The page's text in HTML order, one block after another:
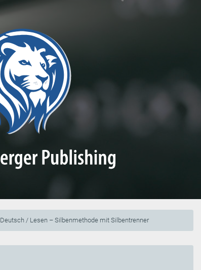
Deutsch / Lesen – Silbenmethode mit Silbentrenner